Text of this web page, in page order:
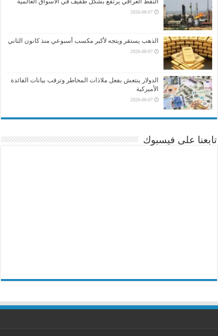
2026-08-07
الذهب يستقر ويتجه لأكبر مكسب أسبوعي منذ كانون الثاني
2026-08-07
الدولار ينتعش بفعل ملاذات المخاطر وترقب بيانات الفائدة
الأميركية
2026-08-07
تابعنا على فيسبوك